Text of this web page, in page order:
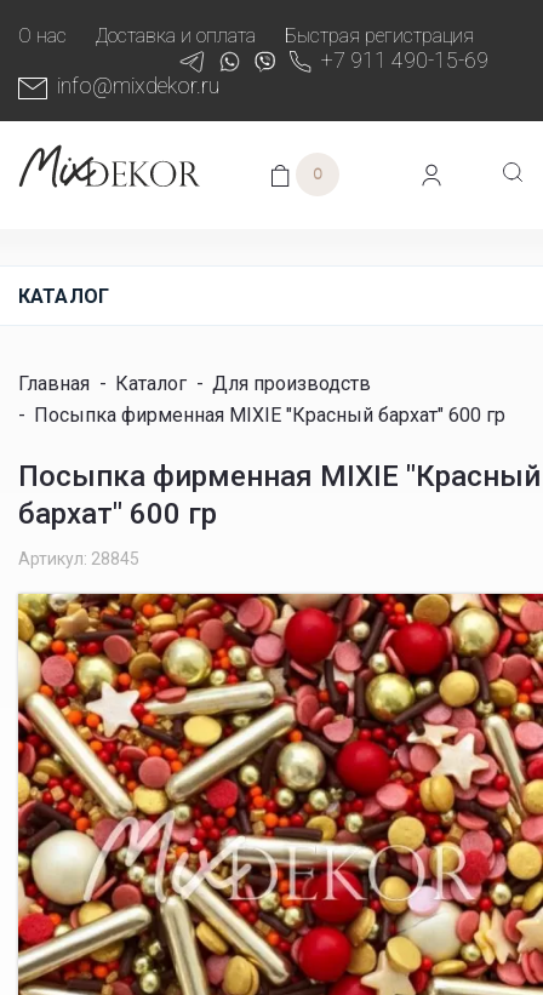
О нас Доставка и оплата Быстрая регистрация
+7 911 490-15-69
info@mixdekor.ru
0
КАТАЛОГ
Главная - Каталог - Для производств
- Посыпка фирменная MIXIE "Красный бархат" 600 гр
Посыпка фирменная MIXIE "Красный
бархат" 600 гр
Артикул: 28845